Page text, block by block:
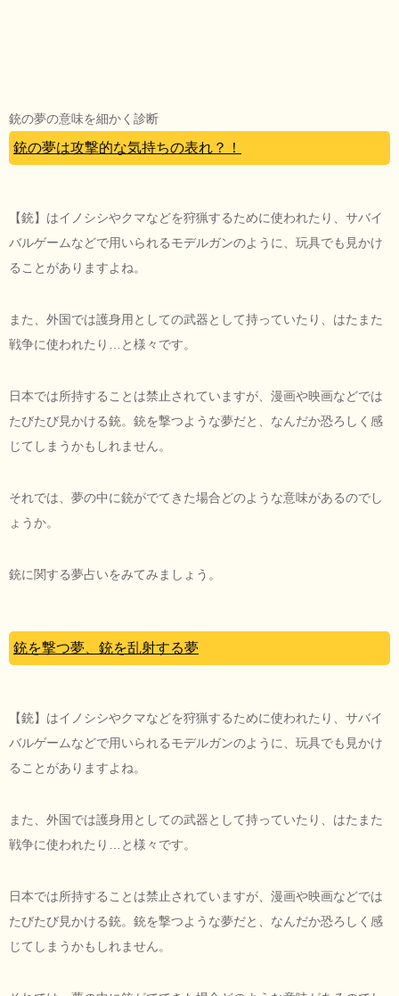
銃の夢の意味を細かく診断
銃の夢は攻撃的な気持ちの表れ？！
【銃】はイノシシやクマなどを狩猟するために使われたり、サバイ
バルゲームなどで用いられるモデルガンのように、玩具でも見かけ
ることがありますよね。
また、外国では護身用としての武器として持っていたり、はたまた
戦争に使われたり…と様々です。
日本では所持することは禁止されていますが、漫画や映画などでは
たびたび見かける銃。銃を撃つような夢だと、なんだか恐ろしく感
じてしまうかもしれません。
それでは、夢の中に銃がでてきた場合どのような意味があるのでし
ょうか。
銃に関する夢占いをみてみましょう。
銃を撃つ夢、銃を乱射する夢
【銃】はイノシシやクマなどを狩猟するために使われたり、サバイ
バルゲームなどで用いられるモデルガンのように、玩具でも見かけ
ることがありますよね。
また、外国では護身用としての武器として持っていたり、はたまた
戦争に使われたり…と様々です。
日本では所持することは禁止されていますが、漫画や映画などでは
たびたび見かける銃。銃を撃つような夢だと、なんだか恐ろしく感
じてしまうかもしれません。